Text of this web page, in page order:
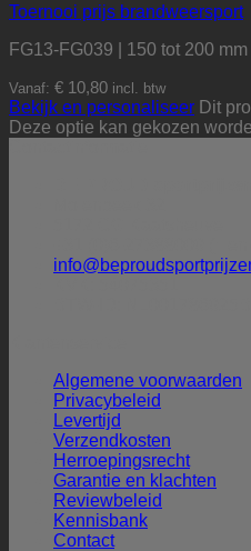
Toernooi prijs brandweersport
FG13-FG039 | 150 tot 200
Vanaf: € 10,80 incl. btw
Bekijk en personaliseer Dit
Deze optie kan gekozen
Algemene voorwaarden
Privacybeleid
Levertijd
Verzendkosten
Herroepingsrecht
Garantie en klachten
Reviewbeleid
Kennisbank
Contact